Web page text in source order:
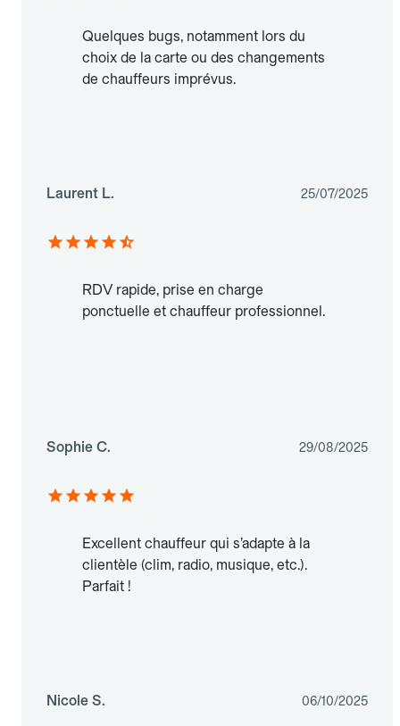
Quelques bugs, notamment lors du
choix de la carte ou des changements
de chauffeurs imprévus.
Laurent L. 25/07/2025
RDV rapide, prise en charge
ponctuelle et chauffeur professionnel.
Sophie C. 29/08/2025
Excellent chauffeur qui s’adapte à la
clientèle (clim, radio, musique, etc.).
Parfait !
Nicole S. 06/10/2025